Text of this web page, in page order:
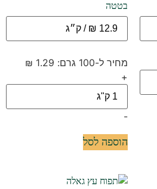
בטטה
מחיר ל-100 גרם: 1.29 ₪
+
-
הוספה לסל